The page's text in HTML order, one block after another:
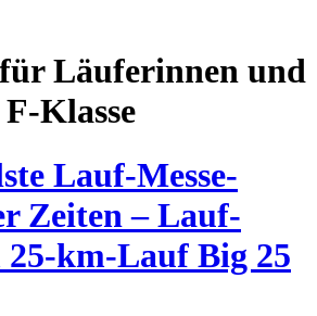
Läuferinnen und
Klasse
Lauf-Messe-
Zeiten – Lauf-
25-km-Lauf Big 25